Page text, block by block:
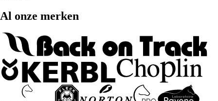
Al onze merken